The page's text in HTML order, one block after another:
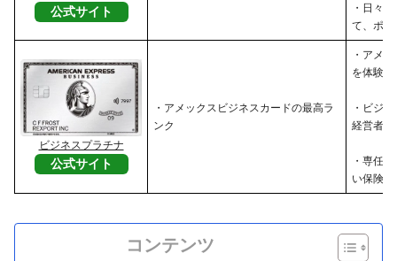
公式サイト
・日々
て、ポイ
ビジネスプラチナ
公式サイト
・アメックスビジネスカードの最高ラ
ンク
・アメ
を体験
・ビジ
経営者
・専任
い保険
コンテンツ